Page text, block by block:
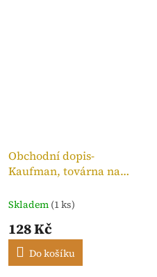
Obchodní dopis-
Kaufman, továrna na
Skladem (1 ks)
128 Kč
Do košíku